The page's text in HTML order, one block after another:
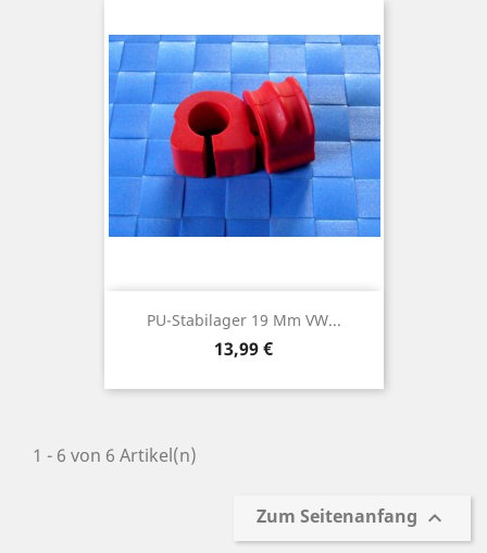
PU-Stabilager 19 Mm VW...
Preis
13,99 €
1 - 6 von 6 Artikel(n)
Zum Seitenanfang 